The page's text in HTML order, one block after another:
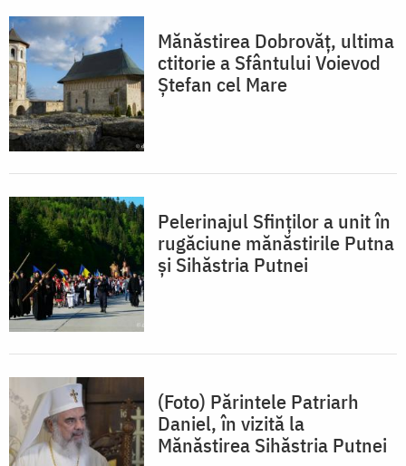
Mănăstirea Dobrovăţ, ultima
ctitorie a Sfântului Voievod
Ştefan cel Mare
Pelerinajul Sfinților a unit în
rugăciune mănăstirile Putna
și Sihăstria Putnei
(Foto) Părintele Patriarh
Daniel, în vizită la
Mănăstirea Sihăstria Putnei